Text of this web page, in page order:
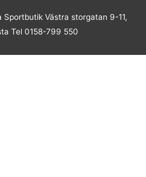
SportbutikVästra storgatan 9-11,
Tel 0158-799 550